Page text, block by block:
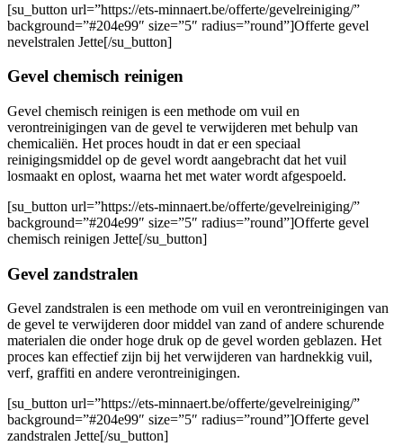
[su_button url=”https://ets-minnaert.be/offerte/gevelreiniging/”
background=”#204e99″ size=”5″ radius=”round”]Offerte gevel
nevelstralen Jette[/su_button]
Gevel chemisch reinigen
Gevel chemisch reinigen is een methode om vuil en
verontreinigingen van de gevel te verwijderen met behulp van
chemicaliën. Het proces houdt in dat er een speciaal
reinigingsmiddel op de gevel wordt aangebracht dat het vuil
losmaakt en oplost, waarna het met water wordt afgespoeld.
[su_button url=”https://ets-minnaert.be/offerte/gevelreiniging/”
background=”#204e99″ size=”5″ radius=”round”]Offerte gevel
chemisch reinigen Jette[/su_button]
Gevel zandstralen
Gevel zandstralen is een methode om vuil en verontreinigingen van
de gevel te verwijderen door middel van zand of andere schurende
materialen die onder hoge druk op de gevel worden geblazen. Het
proces kan effectief zijn bij het verwijderen van hardnekkig vuil,
verf, graffiti en andere verontreinigingen.
[su_button url=”https://ets-minnaert.be/offerte/gevelreiniging/”
background=”#204e99″ size=”5″ radius=”round”]Offerte gevel
zandstralen Jette[/su_button]